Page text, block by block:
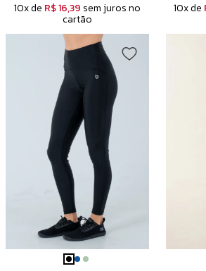
10x de R$ 16,39 sem juros no
cartão
10x de